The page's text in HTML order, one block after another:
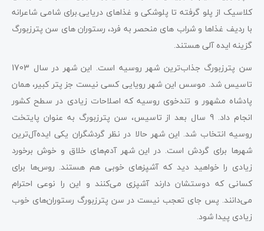
کلاسیک از پلو گرفته تا پلوشکی و غذاهای دریایی.برای شامی شاعرانه
با ردیف غذاها و شراب های منحصر به فرد، رستوران های سن پترزبورگ
گزینه ایده آلی هستند.
سن پترزبورگ جذاب‌ترین شهر روسیه است. این شهر در سال 1703
تاسیس شد. موسس این شهر رویایی کسی نیست جز پتر کبیر، همان
پادشاه مشهور و تندخوی روسیه که اصلاحات زیادی در سطح کشور
انجام داد. 9 سال بعد از تاسیس، سن پترزبورگ به عنوان پایتخت
روسیه انتخاب شد. این شهر حالا در نظر گردشگران یکی ایده‌آل‌ترین
شهرها برای گردش است. در این شهر آدم‌های خلاق و خوش برخورد
زیادی را خواهید دید که آشپزهای خوبی هم هستند. روس‌ها برای
کسانی که دوستشان دارند آشپزی می‌کنند و این را نوعی احترام
می‌دانند. پس جای تعجب نیست در سن پترزبورگ رستوران‌های خوب
زیادی پیدا شود.